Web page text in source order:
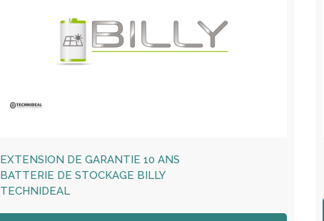
EXTENSION DE GARANTIE 10 ANS
BATTERIE DE STOCKAGE BILLY
TECHNIDEAL